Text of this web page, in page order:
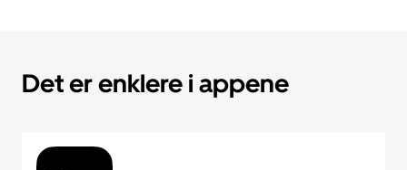
Det er enklere i appene